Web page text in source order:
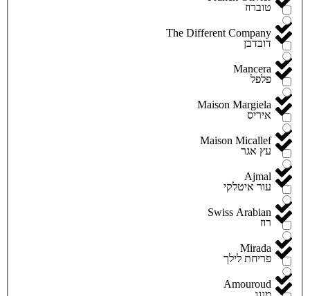
The Different Company
Mancera
Maison Margiela
Maison Micallef
Ajmal
Swiss Arabian
Mirada
Amouroud
טוברוז
דובדבן
פלפל
איריס
עץ אגר
עור איטלקי
רוז
פריחת לילך